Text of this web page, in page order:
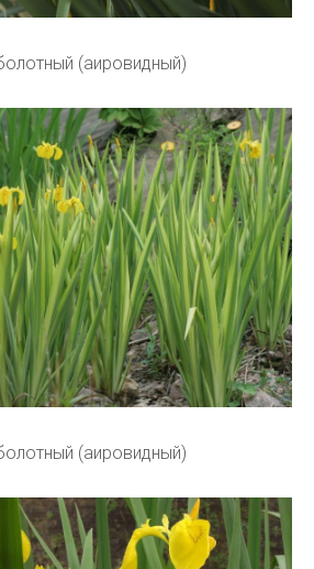
(аировидный)
(аировидный)